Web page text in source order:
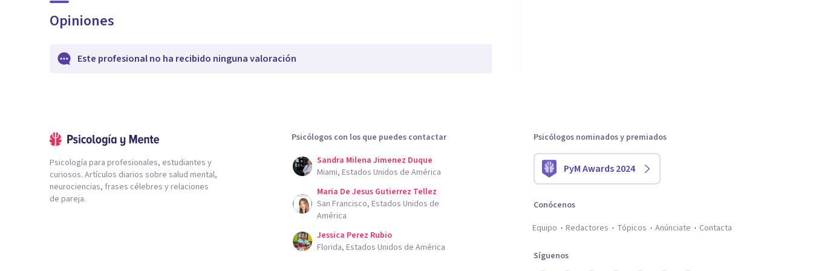
Opiniones
Este profesional no ha recibido ninguna valoración
Psicología para profesionales, estudiantes y
curiosos. Artículos diarios sobre salud mental,
neurociencias, frases célebres y relaciones
de pareja.
Psicólogos con los que puedes contactar
Sandra Milena Jimenez Duque
Miami, Estados Unidos de América
Maria De Jesus Gutierrez Tellez
San Francisco, Estados Unidos de
América
Jessica Perez Rubio
Florida, Estados Unidos de América
Psicólogos nominados y premiados
PyM Awards 2024
Conócenos
Equipo
Redactores Tópicos Anúnciate Contacta
Síguenos